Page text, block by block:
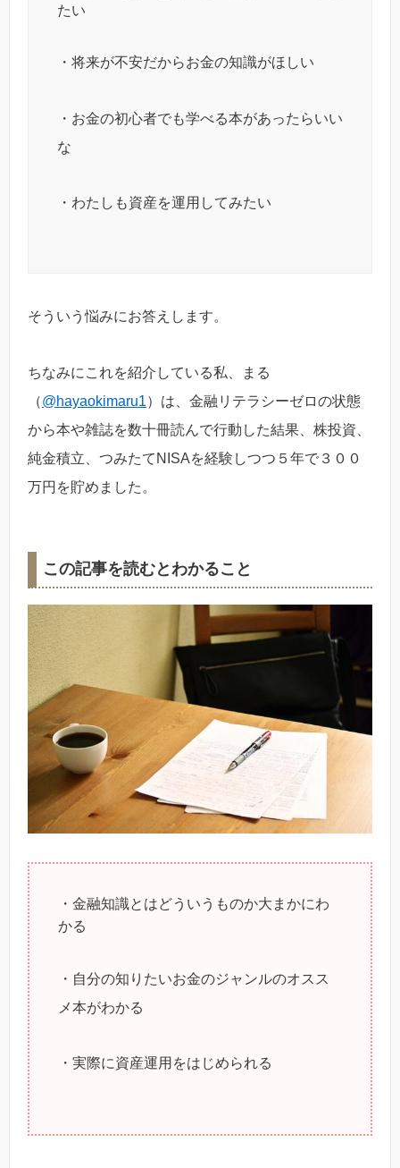
たい
・将来が不安だからお金の知識がほしい
・お金の初心者でも学べる本があったらいい
な
・わたしも資産を運用してみたい
そういう悩みにお答えします。
ちなみにこれを紹介している私、まる
（@hayaokimaru1）は、金融リテラシーゼロの状態
から本や雑誌を数十冊読んで行動した結果、株投資、
純金積立、つみたてNISAを経験しつつ５年で３００
万円を貯めました。
この記事を読むとわかること
・金融知識とはどういうものか大まかにわ
かる
・自分の知りたいお金のジャンルのオスス
メ本がわかる
・実際に資産運用をはじめられる